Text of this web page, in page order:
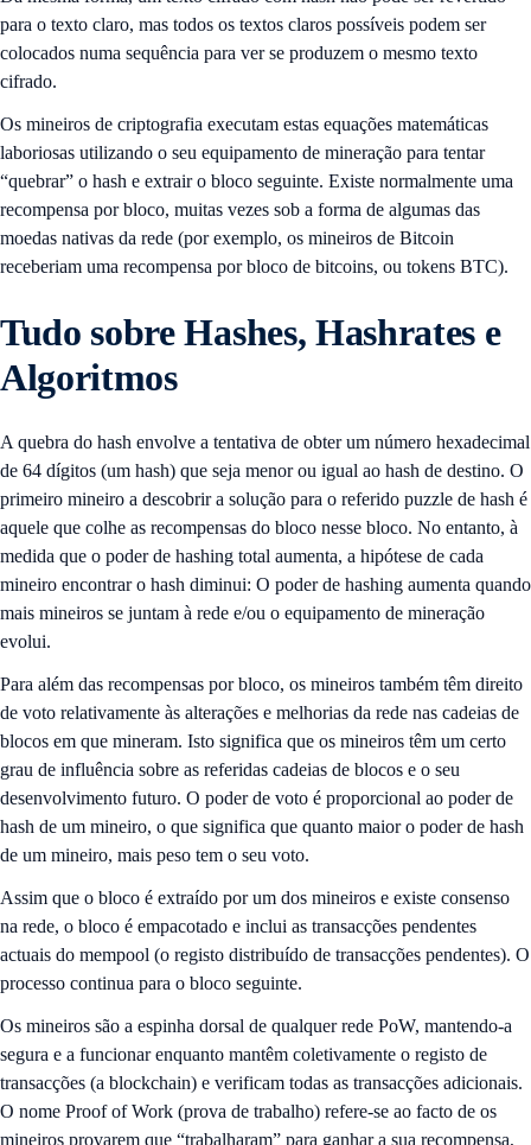
para o texto claro, mas todos os textos claros possíveis podem ser
colocados numa sequência para ver se produzem o mesmo texto
cifrado.
Os mineiros de criptografia executam estas equações matemáticas
laboriosas utilizando o seu equipamento de mineração para tentar
“quebrar” o hash e extrair o bloco seguinte. Existe normalmente uma
recompensa por bloco, muitas vezes sob a forma de algumas das
moedas nativas da rede (por exemplo, os mineiros de Bitcoin
receberiam uma recompensa por bloco de bitcoins, ou tokens BTC).
Tudo sobre Hashes, Hashrates e
Algoritmos
A quebra do hash envolve a tentativa de obter um número hexadecimal
de 64 dígitos (um hash) que seja menor ou igual ao hash de destino. O
primeiro mineiro a descobrir a solução para o referido puzzle de hash é
aquele que colhe as recompensas do bloco nesse bloco. No entanto, à
medida que o poder de hashing total aumenta, a hipótese de cada
mineiro encontrar o hash diminui: O poder de hashing aumenta quando
mais mineiros se juntam à rede e/ou o equipamento de mineração
evolui.
Para além das recompensas por bloco, os mineiros também têm direito
de voto relativamente às alterações e melhorias da rede nas cadeias de
blocos em que mineram. Isto significa que os mineiros têm um certo
grau de influência sobre as referidas cadeias de blocos e o seu
desenvolvimento futuro. O poder de voto é proporcional ao poder de
hash de um mineiro, o que significa que quanto maior o poder de hash
de um mineiro, mais peso tem o seu voto.
Assim que o bloco é extraído por um dos mineiros e existe consenso
na rede, o bloco é empacotado e inclui as transacções pendentes
actuais do mempool (o registo distribuído de transacções pendentes). O
processo continua para o bloco seguinte.
Os mineiros são a espinha dorsal de qualquer rede PoW, mantendo-a
segura e a funcionar enquanto mantêm coletivamente o registo de
transacções (a blockchain) e verificam todas as transacções adicionais.
O nome Proof of Work (prova de trabalho) refere-se ao facto de os
mineiros provarem que “trabalharam” para ganhar a sua recompensa,